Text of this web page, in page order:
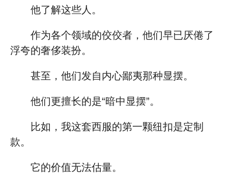
他了解这些人。
作为各个领域的佼佼者，他们早已厌倦了
浮夸的奢侈装扮。
甚至，他们发自内心鄙夷那种显摆。
他们更擅长的是“暗中显摆”。
比如，我这套西服的第一颗纽扣是定制
款。
它的价值无法估量。